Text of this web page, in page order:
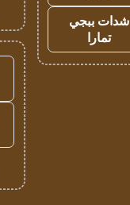
شدات ببجي
تمارا